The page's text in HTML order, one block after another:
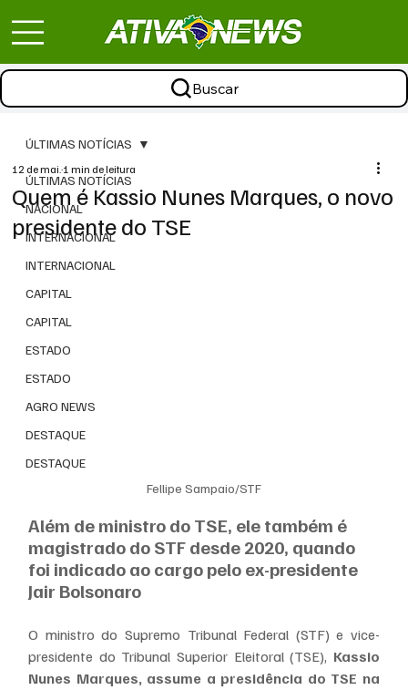
Buscar
ÚLTIMAS NOTÍCIAS
NACIONAL
INTERNACIONAL
INTERNACIONAL
CAPITAL
CAPITAL
ESTADO
ESTADO
AGRO NEWS
DESTAQUE
DESTAQUE
ÚLTIMAS NOTÍCIAS
Quem é Kassio Nunes Marques, o novo
presidente do TSE
12 de mai.1 min de leitura
Fellipe Sampaio/STF
Além de ministro do TSE, ele também é
magistrado do STF desde 2020, quando
foi indicado ao cargo pelo ex-presidente
Jair Bolsonaro
O ministro do Supremo Tribunal Federal (STF) e vice-
presidente do Tribunal Superior Eleitoral (TSE), Kassio
Nunes Marques, assume a presidência do TSE na